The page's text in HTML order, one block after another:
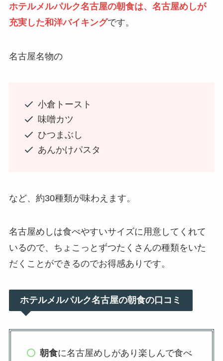
ホテルメルパルク名古屋の朝食は、名古屋めしが
充実した和洋バイキングです。
名古屋名物の
小倉トースト
味噌カツ
ひつまぶし
あんかけパスタ
など、約30種類が味わえます。
名古屋めしは食べやすいサイズに用意してくれて
いるので、ちょこっとずつたくさんの種類をいた
だくことができるのでお得感ありです。
ホテルメルパルク名古屋の朝食の口コミ
朝食に名古屋めしがあり楽しんで食べ